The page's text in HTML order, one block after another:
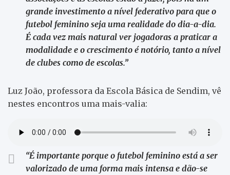
grande investimento a nível federativo para que o
futebol feminino seja uma realidade do dia-a-dia.
É cada vez mais natural ver jogadoras a praticar a
modalidade e o crescimento é notório, tanto a nível
de clubes como de escolas.”
Luz João, professora da Escola Básica de Sendim, vê
nestes encontros uma mais-valia:
“É importante porque o futebol feminino está a ser
valorizado de uma forma mais intensa e dão-se